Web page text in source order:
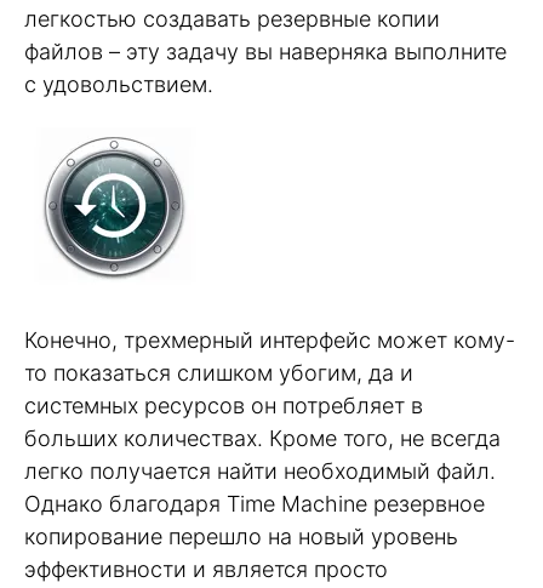
легкостью создавать резервные копии
файлов – эту задачу вы наверняка выполните
с удовольствием.
Конечно, трехмерный интерфейс может кому-
то показаться слишком убогим, да и
системных ресурсов он потребляет в
больших количествах. Кроме того, не всегда
легко получается найти необходимый файл.
Однако благодаря Time Machine резервное
копирование перешло на новый уровень
эффективности и является просто